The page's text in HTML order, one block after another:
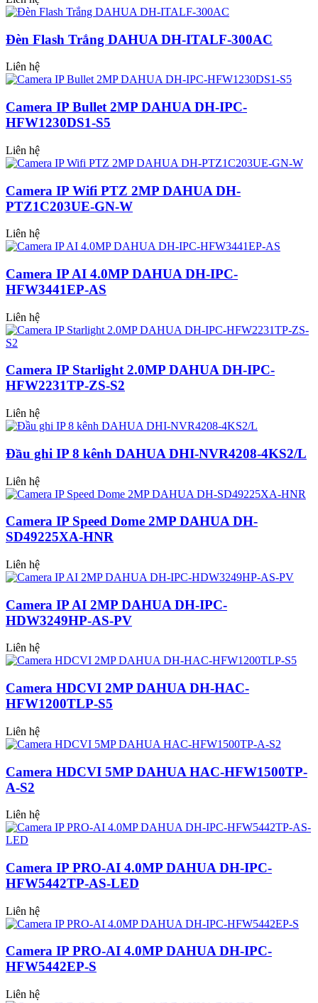
Đèn Flash Trắng DAHUA DH-ITALF-300AC
Liên hệ
Camera IP Bullet 2MP DAHUA DH-IPC-
HFW1230DS1-S5
Liên hệ
Camera IP Wifi PTZ 2MP DAHUA DH-
PTZ1C203UE-GN-W
Liên hệ
Camera IP AI 4.0MP DAHUA DH-IPC-
HFW3441EP-AS
Liên hệ
Camera IP Starlight 2.0MP DAHUA DH-IPC-
HFW2231TP-ZS-S2
Liên hệ
Đầu ghi IP 8 kênh DAHUA DHI-NVR4208-4KS2/L
Liên hệ
Camera IP Speed Dome 2MP DAHUA DH-
SD49225XA-HNR
Liên hệ
Camera IP AI 2MP DAHUA DH-IPC-
HDW3249HP-AS-PV
Liên hệ
Camera HDCVI 2MP DAHUA DH-HAC-
HFW1200TLP-S5
Liên hệ
Camera HDCVI 5MP DAHUA HAC-HFW1500TP-
A-S2
Liên hệ
Camera IP PRO-AI 4.0MP DAHUA DH-IPC-
HFW5442TP-AS-LED
Liên hệ
Camera IP PRO-AI 4.0MP DAHUA DH-IPC-
HFW5442EP-S
Liên hệ